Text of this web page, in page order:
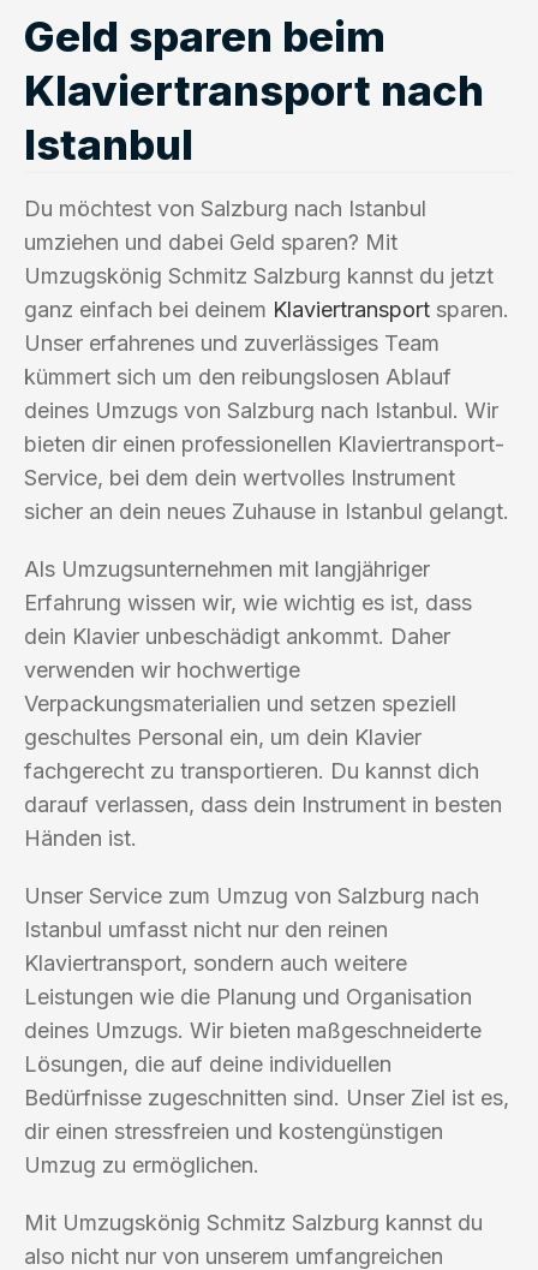
Geld sparen beim
Klaviertransport nach
Istanbul
Du möchtest von Salzburg nach Istanbul
umziehen und dabei Geld sparen? Mit
Umzugskönig Schmitz Salzburg kannst du jetzt
ganz einfach bei deinem Klaviertransport sparen.
Unser erfahrenes und zuverlässiges Team
kümmert sich um den reibungslosen Ablauf
deines Umzugs von Salzburg nach Istanbul. Wir
bieten dir einen professionellen Klaviertransport-
Service, bei dem dein wertvolles Instrument
sicher an dein neues Zuhause in Istanbul gelangt.
Als Umzugsunternehmen mit langjähriger
Erfahrung wissen wir, wie wichtig es ist, dass
dein Klavier unbeschädigt ankommt. Daher
verwenden wir hochwertige
Verpackungsmaterialien und setzen speziell
geschultes Personal ein, um dein Klavier
fachgerecht zu transportieren. Du kannst dich
darauf verlassen, dass dein Instrument in besten
Händen ist.
Unser Service zum Umzug von Salzburg nach
Istanbul umfasst nicht nur den reinen
Klaviertransport, sondern auch weitere
Leistungen wie die Planung und Organisation
deines Umzugs. Wir bieten maßgeschneiderte
Lösungen, die auf deine individuellen
Bedürfnisse zugeschnitten sind. Unser Ziel ist es,
dir einen stressfreien und kostengünstigen
Umzug zu ermöglichen.
Mit Umzugskönig Schmitz Salzburg kannst du
also nicht nur von unserem umfangreichen